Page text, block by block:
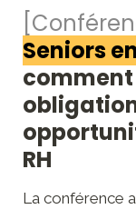
Seniors
RH
La conférence